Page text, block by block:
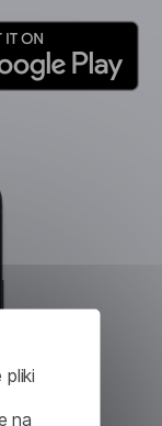
pliki
na